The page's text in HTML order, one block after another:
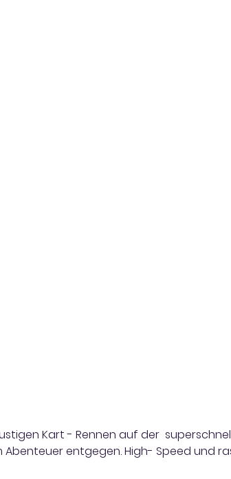
Kart - Rennen auf der
entgegen. High- Speed und